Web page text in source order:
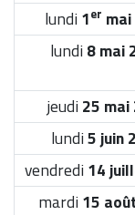
lundi 1er
lundi 8 mai
jeudi 25
lundi5 juin
vendredi 14
mardi 15